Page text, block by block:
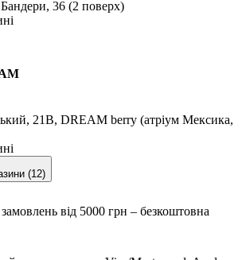
36 (2 поверх)
21В, DREAM berry (атріум Мексика,
(12)
від 5000 грн – безкоштовна